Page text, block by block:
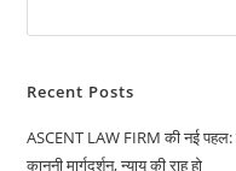
Recent Posts
ASCENT LAW FIRM की नई
कानूनी मार्गदर्शन, न्याय की राह हो